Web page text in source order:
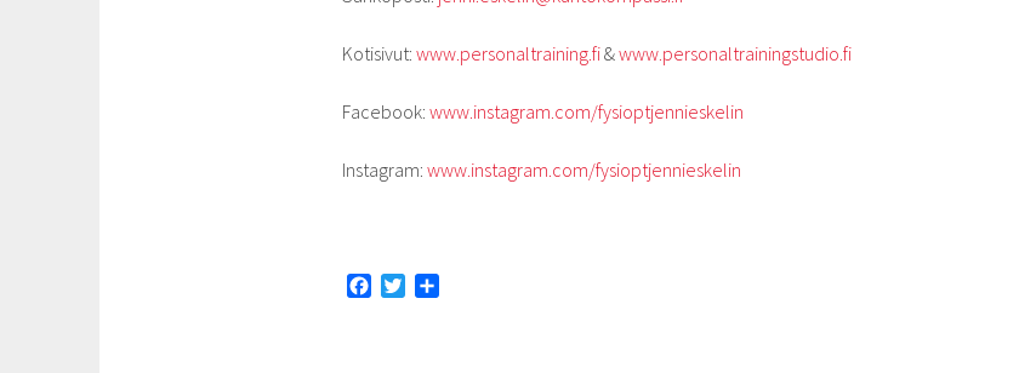
Kotisivut:www.personaltraining.fi&www.personaltrainingstudio.fi
Facebook:www.instagram.com/fysioptjennieskelin
Instagram:www.instagram.com/fysioptjennieskelin